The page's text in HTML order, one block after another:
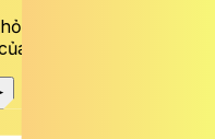
và bài viết mới nhất
bạn mỗi tuần.